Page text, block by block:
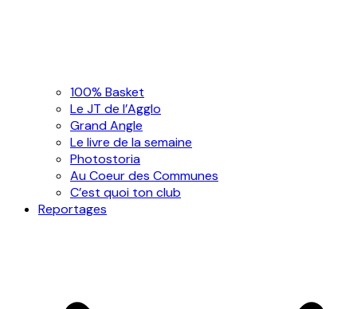
100% Basket
Le JT de l’Agglo
Grand Angle
Le livre de la semaine
Photostoria
Au Coeur des Communes
C’est quoi ton club
Reportages